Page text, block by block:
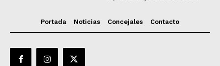
Portada Noticias Concejales Contacto